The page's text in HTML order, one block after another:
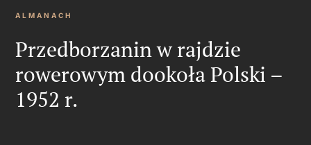
ALMANACH
Przedborzanin w rajdzie
rowerowym dookoła Polski –
1952 r.